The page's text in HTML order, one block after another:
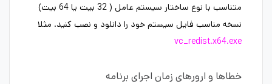
متناسب با نوع ساختار سیستم عامل ( 32 بیت یا 64 بیت)
نسخه مناسب فایل سیستم خود را دانلود و نصب کنید. مثلا
vc_redist.x64.exe
خطاها و ارورهای زمان اجرای برنامه